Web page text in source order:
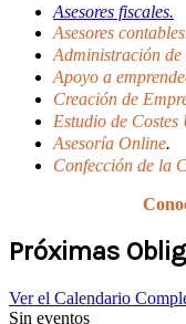
Asesores fiscales.
Asesores contables
Administración de
Apoyo a
Creación de
Estudio de
Asesoría Online.
Confección de la
Próximas
Ver el Calendario
Sin eventos